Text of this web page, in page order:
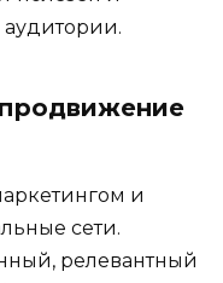
и
сети.
релевантный